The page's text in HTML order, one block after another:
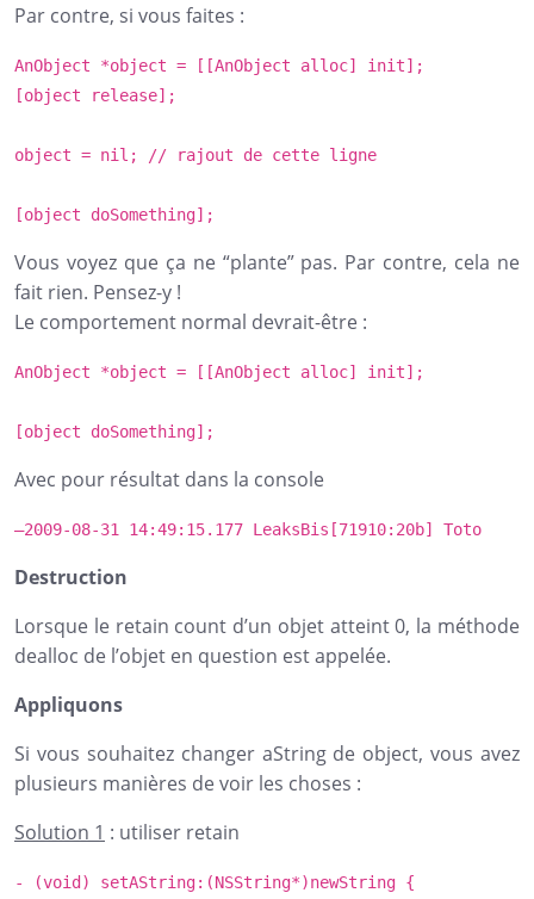
Par contre, si vous faites :
AnObject *object = [[AnObject alloc] init];
[object release];
object = nil ; // rajout de cette ligne
[object doSomething];
Vous voyez que ça ne “plante” pas. Par contre, cela ne
fait rien. Pensez-y !
Le comportement normal devrait-être :
AnObject *object = [[AnObject alloc] init];
[object doSomething];
Avec pour résultat dans la console
–2009-08-31 14:49:15.177 LeaksBis[71910:20b] Toto
Destruction
Lorsque le retain count d’un objet atteint 0, la méthode
dealloc de l’objet en question est appelée.
Appliquons
Si vous souhaitez changer aString de object, vous avez
plusieurs manières de voir les choses :
Solution 1 : utiliser retain
- (void ) setAString:(NSString*)newString {